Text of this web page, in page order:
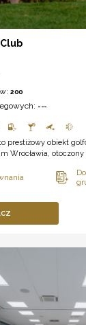
200
---
prestiżowy obiekt
Wrocławia, otoczony